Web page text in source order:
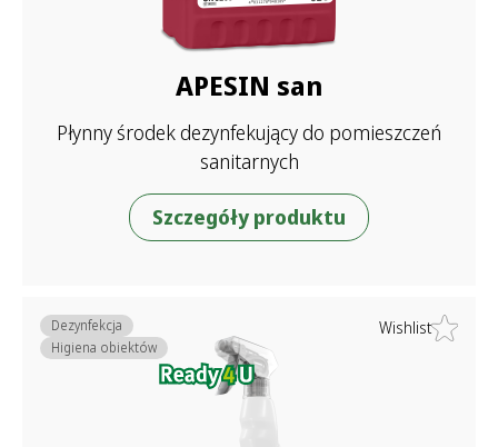
APESIN san
Płynny środek dezynfekujący do pomieszczeń
sanitarnych
Szczegóły produktu
Wishlist
Dezynfekcja
Higiena obiektów